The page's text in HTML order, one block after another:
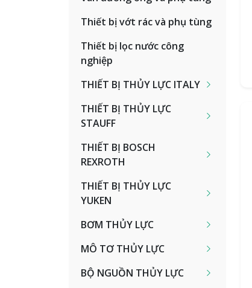
Thiết bị vớt rác và phụ tùng
Thiết bị lọc nước công
nghiệp
THIẾT BỊ THỦY LỰC ITALY
THIẾT BỊ THỦY LỰC
STAUFF
THIẾT BỊ BOSCH
REXROTH
THIẾT BỊ THỦY LỰC
YUKEN
BƠM THỦY LỰC
MÔ TƠ THỦY LỰC
BỘ NGUỒN THỦY LỰC